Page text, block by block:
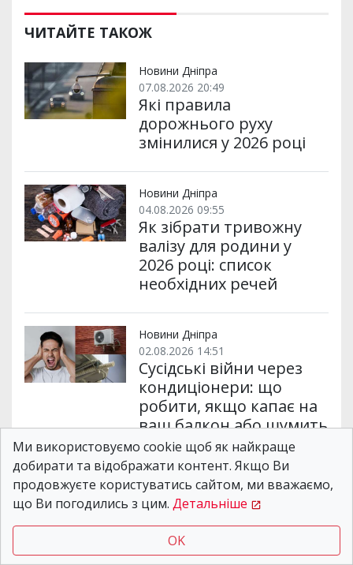
и
р
и
и
e
b
o
k
t
t
e
i
l
e
m p
ЧИТАЙТЕ ТАКОЖ
Новини Дніпра
07.08.2026 20:49
Які правила
дорожнього руху
змінилися у 2026 році
Новини Дніпра
04.08.2026 09:55
Як зібрати тривожну
валізу для родини у
2026 році: список
необхідних речей
Новини Дніпра
02.08.2026 14:51
Сусідські війни через
кондиціонери: що
робити, якщо капає на
ваш балкон або шумить
зовнішній блок
Новости Днепра / Життя міста / Дніпряни не
можуть скористатися низкою онлайн-сервісів:
що відомо про масштабний збій
Ми використовуємо cookie щоб як найкраще
добирати та відображати контент. Якщо Ви
продовжуєте користуватись сайтом, ми вважаємо,
що Ви погодились з цим. Детальніше
OK